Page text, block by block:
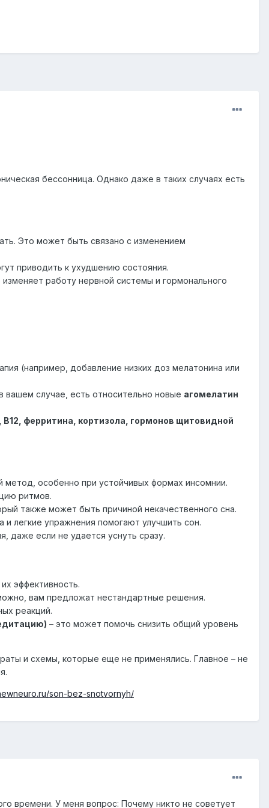
бессонница. Однако даже в таких случаях есть
Это может быть связано с изменением
приводить к ухудшению состояния.
работу нервной системы и гормонального
(например, добавление низких доз мелатонина или
вашем случае, есть относительно новые агомелатин
B12, ферритина, кортизола, гормонов щитовидной
метод, особенно при устойчивых формах инсомнии.
ритмов.
также может быть причиной некачественного сна.
и легкие упражнения помогают улучшить сон.
даже если не удается уснуть сразу.
эффективность.
вам предложат нестандартные решения.
реакций.
– это может помочь снизить общий уровень
и схемы, которые еще не применялись. Главное – не
son-bez-snotvornyh/
времени. У меня вопрос: Почему никто не советует